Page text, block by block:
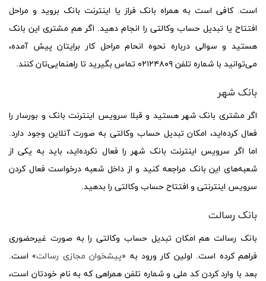
است. کافی است به همراه بانک فراز یا اینترنت بانک بروید و مراحل
افتتاح یا تبدیل حساب وکالتی را انجام دهید. اگر هم مشتری این بانک
هستید و سوالی درباره نحوه انحام مراحل کار برایتان پیش آمده،
می‌توانید با شماره تلفن ۰۲۱۲۴۸۰۹ تماس بگیرید تا راهنمایی‌تان کنند.
بانک شهر
اگر مشتری بانک شهر هستید و قبلا سرویس اینترنت بانک و بورسار را
فعال کرده‌اید، امکان تبدیل حساب وکالتی به صورت آنلاین وجود دارد.
اما اگر سرویس اینترنت بانک شهر را فعال نکرده‌اید، باید به یکی از
شعبه‌های این بانک مراجعه کنید و از داخل شعبه درخواست فعال کردن
سرویس اینترنتی و افتتاح حساب وکالتی را بدهید.
بانک رسالت
بانک رسالت هم امکان تبدیل حساب وکالتی را به صورت غیرحضوری
فراهم کرده است. اولین کار ورود به «پیشخوان مجازی رسالت» است.
بعد با وارد کردن کد ملی و شماره تلفن همراهی که به نام خودتان است،